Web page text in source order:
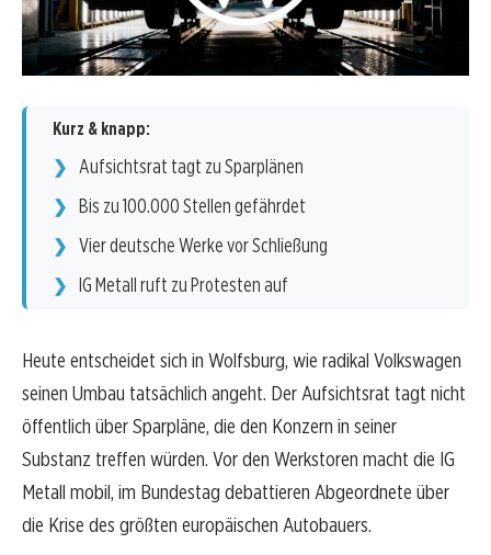
Kurz & knapp:
Aufsichtsrat tagt zu Sparplänen
Bis zu 100.000 Stellen gefährdet
Vier deutsche Werke vor Schließung
IG Metall ruft zu Protesten auf
Heute entscheidet sich in Wolfsburg, wie radikal Volkswagen
seinen Umbau tatsächlich angeht. Der Aufsichtsrat tagt nicht
öffentlich über Sparpläne, die den Konzern in seiner
Substanz treffen würden. Vor den Werkstoren macht die IG
Metall mobil, im Bundestag debattieren Abgeordnete über
die Krise des größten europäischen Autobauers.